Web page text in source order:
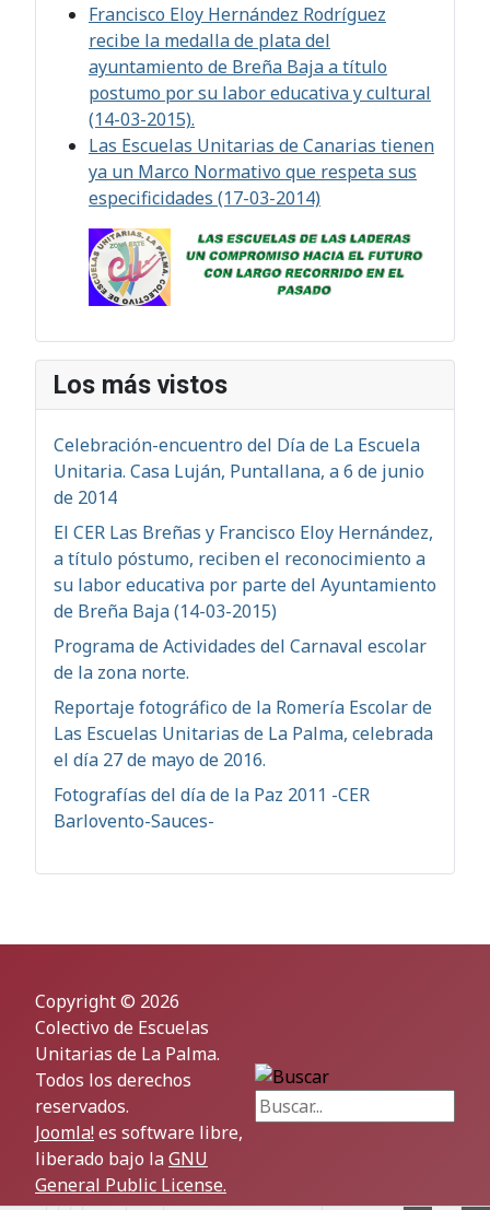
Francisco Eloy Hernández Rodríguez
recibe la medalla de plata del
ayuntamiento de Breña Baja a título
postumo por su labor educativa y cultural
(14-03-2015).
Las Escuelas Unitarias de Canarias tienen
ya un Marco Normativo que respeta sus
especificidades (17-03-2014)
Los más vistos
Celebración-encuentro del Día de La Escuela
Unitaria. Casa Luján, Puntallana, a 6 de junio
de 2014
El CER Las Breñas y Francisco Eloy Hernández,
a título póstumo, reciben el reconocimiento a
su labor educativa por parte del Ayuntamiento
de Breña Baja (14-03-2015)
Programa de Actividades del Carnaval escolar
de la zona norte.
Reportaje fotográfico de la Romería Escolar de
Las Escuelas Unitarias de La Palma, celebrada
el día 27 de mayo de 2016.
Fotografías del día de la Paz 2011 -CER
Barlovento-Sauces-
Copyright © 2026
Colectivo de Escuelas
Unitarias de La Palma.
Todos los derechos
reservados.
Joomla!es software libre,
liberado bajo laGNU
General Public License.